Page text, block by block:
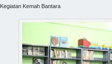
Kegiatan Kemah Bantara